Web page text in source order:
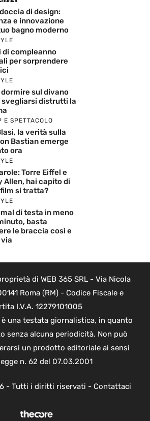
di design:
e innovazione
bagno moderno
di compleanno
per sorprendere
dormire sul divano
svegliarsi distrutti la
E SPETTACOLO
la verità sulla
Bastian emerge
ora
Torre Eiffel e
Allen, hai capito di
si tratta?
di testa in meno
basta
le braccia così e
di WEB 365 SRL - Via Nicola
Roma (RM) - Codice Fiscale e
I.V.A. 12279101005
una testata giornalistica, in quanto
senza alcuna periodicità. Non può
un prodotto editoriale ai sensi
n. 62 del 07.03.2001
- Tutti i diritti riservati - Contattaci